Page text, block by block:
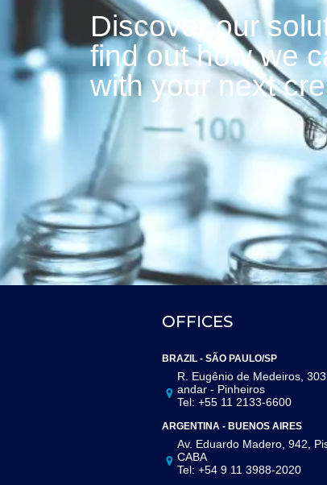
Discover our
find out how we
with your next
OFFICES
BRAZIL - SÃO PAULO/SP
R. Eugênio de Medeiros, 303
andar - Pinheiros
Tel: +55 11 2133-6600
ARGENTINA - BUENOS AIRES
Av. Eduardo Madero, 942,
CABA
Tel: +54 9 11 3988-2020